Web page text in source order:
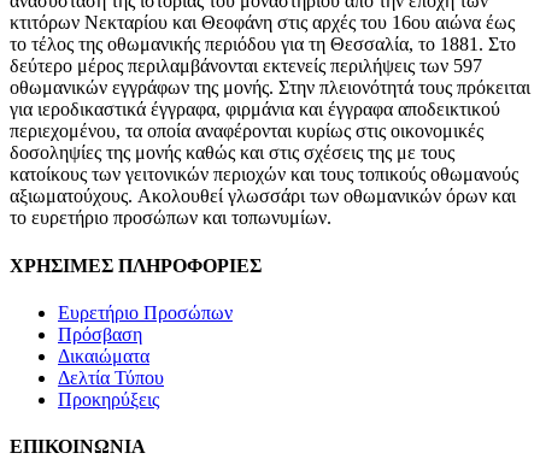
κτιτόρων Nεκταρίου και Θεοφάνη στις αρχές του 16ου αιώνα έως
το τέλος της οθωμανικής περιόδου για τη Θεσσαλία, το 1881. Στο
δεύτερο μέρος περιλαμβάνονται εκτενείς περιλήψεις των 597
οθωμανικών εγγράφων της μονής. Στην πλειονότητά τους πρόκειται
για ιεροδικαστικά έγγραφα, φιρμάνια και έγγραφα αποδεικτικού
περιεχομένου, τα οποία αναφέρονται κυρίως στις οικονομικές
δοσοληψίες της μονής καθώς και στις σχέσεις της με τους
κατοίκους των γειτονικών περιοχών και τους τοπικούς οθωμανούς
αξιωματούχους. Aκολουθεί γλωσσάρι των οθωμανικών όρων και
το ευρετήριο προσώπων και τοπωνυμίων.
ΧΡΗΣΙΜΕΣ ΠΛΗΡΟΦΟΡΙΕΣ
Ευρετήριο Προσώπων
Πρόσβαση
Δικαιώματα
Δελτία Τύπου
Προκηρύξεις
ΕΠΙΚΟΙΝΩΝΙΑ